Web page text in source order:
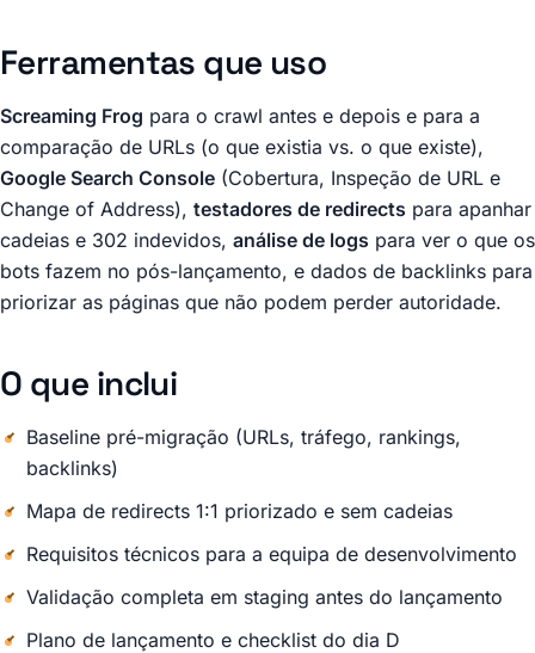
Ferramentas que uso
Screaming Frog para o crawl antes e depois e para a
comparação de URLs (o que existia vs. o que existe),
Google Search Console (Cobertura, Inspeção de URL e
Change of Address), testadores de redirects para apanhar
cadeias e 302 indevidos, análise de logs para ver o que os
bots fazem no pós-lançamento, e dados de backlinks para
priorizar as páginas que não podem perder autoridade.
O que inclui
Baseline pré-migração (URLs, tráfego, rankings,
backlinks)
Mapa de redirects 1:1 priorizado e sem cadeias
Requisitos técnicos para a equipa de desenvolvimento
Validação completa em staging antes do lançamento
Plano de lançamento e checklist do dia D